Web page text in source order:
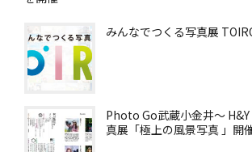
みんなでつくる写真展
Photo Go武蔵小金井～
真展「極上の風景写真 」開